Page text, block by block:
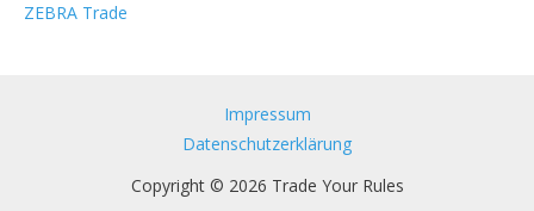
ZEBRA Trade
Impressum
Datenschutzerklärung
Copyright © 2026 Trade Your Rules